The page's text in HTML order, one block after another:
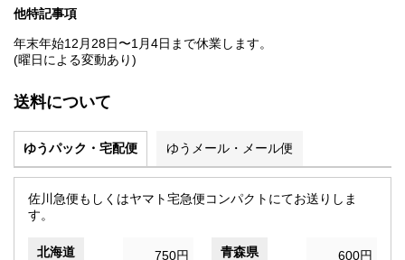
他特記事項
年末年始12月28日〜1月4日まで休業します。
(曜日による変動あり)
送料について
ゆうパック・宅配便 ゆうメール・メール便
佐川急便もしくはヤマト宅急便コンパクトにてお送りしま
す。
北海道 750円 青森県 600円